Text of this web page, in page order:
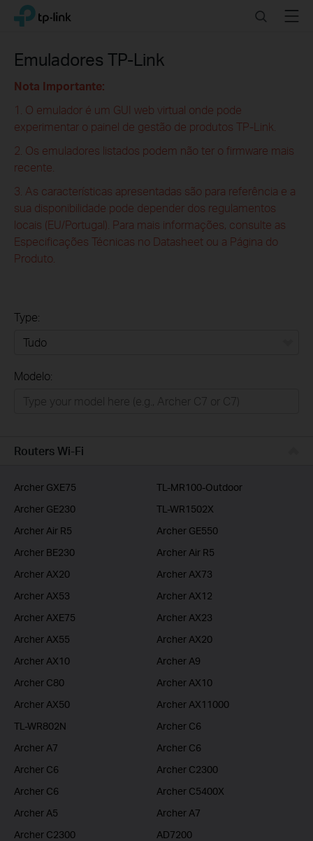
Click
navigation
TP-Link, Reliably Smart SearchMenu
Emuladores TP-Link
Nota Importante:
1. O emulador é um GUI web virtual onde pode
experimentar o painel de gestão de produtos TP-Link.
2. Os emuladores listados podem não ter o firmware mais
recente.
3. As características apresentadas são para referência e a
sua disponibilidade pode depender dos regulamentos
locais (EU/Portugal). Para mais informações, consulte as
Especificações Técnicas no Datasheet ou a Página do
Produto.
Type:
Empresas
Modelo:
Routers Wi-Fi
Archer GXE75
TL-MR100-Outdoor
Archer GE230
TL-WR1502X
Archer Air R5
Archer GE550
Archer BE230
Archer Air R5
Archer AX20
Archer AX73
Archer AX53
Archer AX12
Archer AXE75
Archer AX23
Archer AX55
Archer AX20
Archer AX10
Archer A9
Archer C80
Archer AX10
Archer AX50
Archer AX11000
TL-WR802N
Archer C6
Archer A7
Archer C6
Archer C6
Archer C2300
Archer C6
Archer C5400X
Archer A5
Archer A7
Archer C2300
AD7200